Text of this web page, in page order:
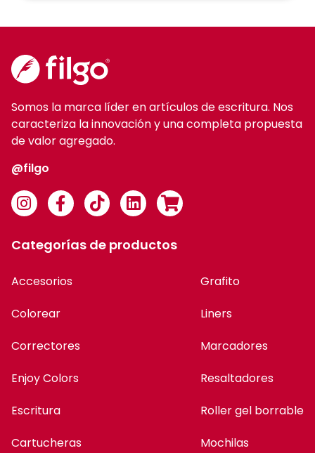
Somos la marca líder en artículos de escritura. Nos
caracteriza la innovación y una completa propuesta
de valor agregado.
@filgo
Categorías de productos
Accesorios
Colorear
Correctores
Enjoy Colors
Escritura
Cartucheras
Grafito
Liners
Marcadores
Resaltadores
Roller gel borrable
Mochilas